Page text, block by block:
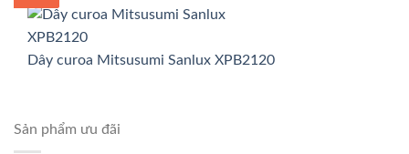
Dây curoa Mitsusumi Sanlux XPB2120
Sản phẩm ưu đãi